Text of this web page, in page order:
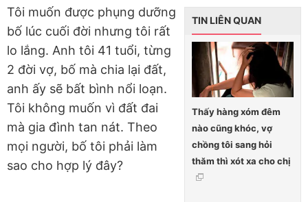
TIN LIÊN QUAN
Thấy hàng xóm đêm
nào cũng khóc, vợ
chồng tôi sang hỏi
thăm thì xót xa cho chị
Tôi muốn được phụng dưỡng
bố lúc cuối đời nhưng tôi rất
lo lắng. Anh tôi 41 tuổi, từng
2 đời vợ, bố mà chia lại đất,
anh ấy sẽ bất bình nổi loạn.
Tôi không muốn vì đất đai
mà gia đình tan nát. Theo
mọi người, bố tôi phải làm
sao cho hợp lý đây?